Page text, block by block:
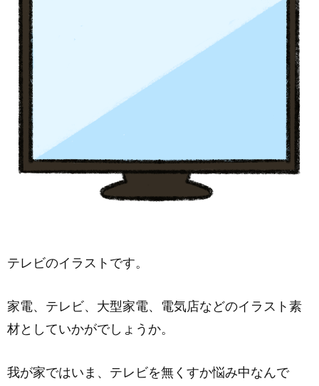
テレビのイラストです。
家電、テレビ、大型家電、電気店などのイラスト素
材としていかがでしょうか。
我が家ではいま、テレビを無くすか悩み中なんで